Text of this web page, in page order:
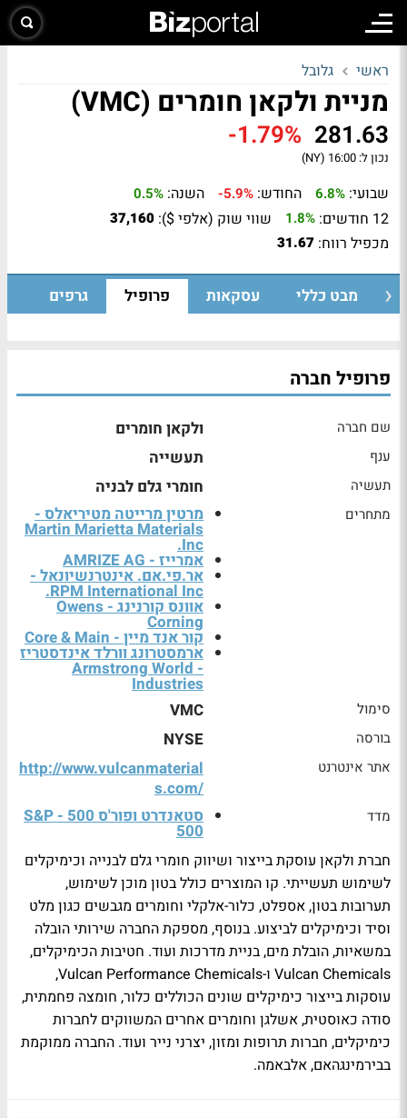
ראשי גלובל
מניית ולקאן חומרים (VMC)
281.63
-1.79%
נכון ל: 16:00 (NY)
שבועי: 6.8% החודש: -5.9% השנה: 0.5%
12 חודשים: 1.8% שווי שוק (אלפי $): 37,160
מכפיל רווח: 31.67
מבט כללי עסקאות פרופיל גרפים
פרופיל חברה
שם חברה ולקאן חומרים
ענף תעשייה
תעשיה חומרי גלם לבניה
מתחרים מרטין מרייטה מטיריאלס -
Martin Marietta Materials
Inc.
אמרייז - AMRIZE AG
אר.פי.אם. אינטרנשיונאל -
RPM International Inc.
אוונס קורנינג - Owens
Corning
קור אנד מיין - Core & Main
ארמסטרונג וורלד אינדסטריז
- Armstrong World
Industries
סימול VMC
בורסה NYSE
אתר אינטרנט
http://www.vulcanmaterial
s.com/
מדד סטאנדרט ופור'ס 500 - S&P
500
חברת ולקאן עוסקת בייצור ושיווק חומרי גלם לבנייה וכימיקלים
לשימוש תעשייתי. קו המוצרים כולל בטון מוכן לשימוש,
תערובות בטון, אספלט, כלור-אלקלי וחומרים מגבשים כגון מלט
וסיד וכימיקלים לביצוע. בנוסף, מספקת החברה שירותי הובלה
במשאיות, הובלת מים, בניית מדרכות ועוד. חטיבות הכימיקלים,
Vulcan Chemicals ו-Vulcan Performance Chemicals,
עוסקות בייצור כימיקלים שונים הכוללים כלור, חומצה פחמתית,
סודה כאוסטית, אשלגן וחומרים אחרים המשווקים לחברות
כימיקלים, חברות תרופות ומזון, יצרני נייר ועוד. החברה ממוקמת
בבירמינגהאם, אלבאמה.